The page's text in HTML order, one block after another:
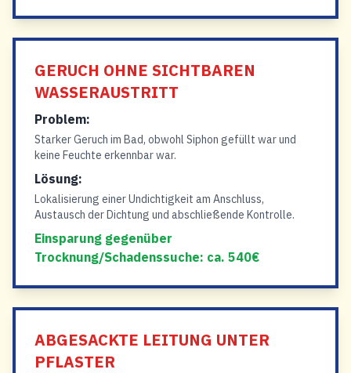
GERUCH OHNE SICHTBAREN
WASSERAUSTRITT
Problem:
Starker Geruch im Bad, obwohl Siphon gefüllt war und
keine Feuchte erkennbar war.
Lösung:
Lokalisierung einer Undichtigkeit am Anschluss,
Austausch der Dichtung und abschließende Kontrolle.
Einsparung gegenüber
Trocknung/Schadenssuche: ca. 540€
ABGESACKTE LEITUNG UNTER
PFLASTER